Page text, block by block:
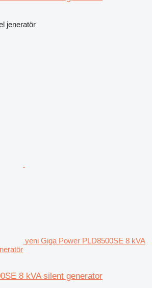
jeneratör
yeni Giga Power PLD8500SE 8 kVA
8 kVA silent generator